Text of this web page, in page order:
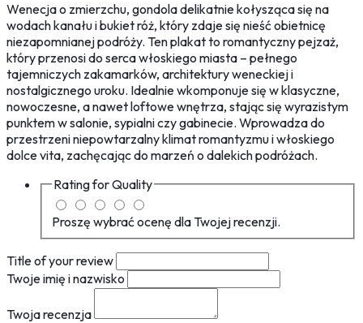
Wenecja o zmierzchu, gondola delikatnie kołysząca się na
wodach kanału i bukiet róż, który zdaje się nieść obietnicę
niezapomnianej podróży. Ten plakat to romantyczny pejzaż,
który przenosi do serca włoskiego miasta – pełnego
tajemniczych zakamarków, architektury weneckiej i
nostalgicznego uroku. Idealnie wkomponuje się w klasyczne,
nowoczesne, a nawet loftowe wnętrza, stając się wyrazistym
punktem w salonie, sypialni czy gabinecie. Wprowadza do
przestrzeni niepowtarzalny klimat romantyzmu i włoskiego
dolce vita, zachęcając do marzeń o dalekich podróżach.
Rating forQuality
Proszę wybrać ocenę dla Twojej recenzji.
Title of your review
Twoje imię i nazwisko
Twoja recenzja